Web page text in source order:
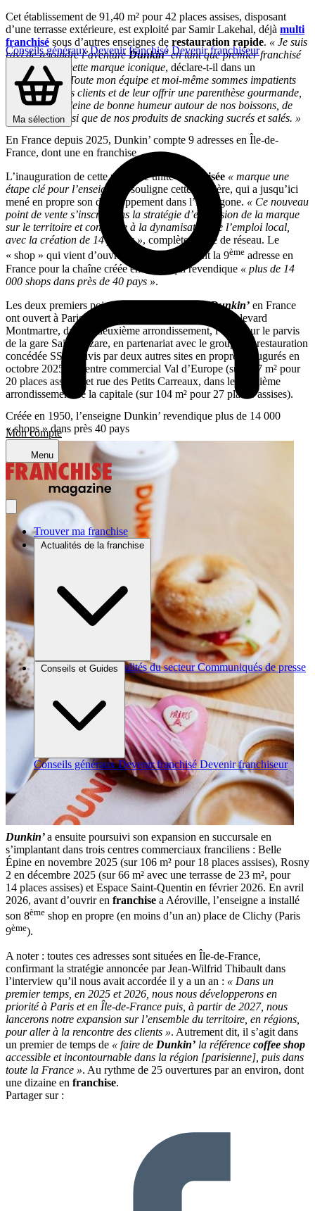
Conseils générauxDevenir franchisé Devenir franchiseur
Ma sélection
Mon compte
Menu
Trouver ma franchise
Actualités de la franchise
Brèves et actus Actualités du secteur Communiqués de presse
Conseils et Guides
Conseils généraux Devenir franchisé Devenir franchiseur
Cet établissement de 91,40 m² pour 42 places assises, disposant
d’une terrasse extérieure, est exploité par Samir Lakehal, déjà multi
franchisé sous d’autres enseignes de restauration rapide. « Je suis
ravi de rejoindre l’aventureDunkin’en tant que premier franchisé
en France de cette marque iconique, déclare-t-il dans un
communiqué . Toute mon équipe et moi-même sommes impatients
d’accueillir nos clients et de leur offrir une parenthèse gourmande,
conviviale et pleine de bonne humeur autour de nos boissons, de
nosdonutsainsi que de nos produits de snacking sucrés et salés. »
En France depuis 2025, Dunkin’ compte 9 adresses en Île-de-
France, dont une en franchise
L’inauguration de cette première unité franchisée « marque une
étape clé pour l’enseigne »
, souligne cette dernière, qui a jusqu’ici
mené en propre son développement dans l’Hexagone. « Ce nouveau
point de vente s’inscrit dans la stratégie d’expansion de la marque
sur le territoire et contribue à la dynamisation de l’emploi local,
avec la création de 14 postes », complète la tête de réseau. Le
« shop » qui vient d’ouvrir à Aéroville devient la 9ème adresse en
France pour la chaîne créée en 1950, qui revendique « plus de 14
000 shops dans près de 40 pays ».
Les deux premiers points de vente au conceptDunkin’ en France
ont ouvert à Paris intra-muros en mai 2025 : l’un boulevard
Montmartre, dans le deuxième arrondissement, l’autre sur le parvis
de la gare Saint-Lazare, en partenariat avec le groupe de restauration
concédée SSP. Suivis par deux autres sites en propre, inaugurés en
octobre 2025 au centre commercial Val d’Europe (sur 107 m² pour
20 places assises) et rue des Petits Carreaux, dans le deuxième
arrondissement de la capitale (sur 104 m² pour 27 places assises).
Créée en 1950, l’enseigne Dunkin’ revendique plus de 14 000
« shops » dans près 40 pays
Dunkin’a ensuite poursuivi son expansion en succursale en
s’implantant dans trois centres commerciaux franciliens : Belle
Épine en novembre 2025 (sur 106 m² pour 18 places assises), Rosny
2 en décembre 2025 (sur 66 m² avec une terrasse de 23 m², pour
14 places assises) et Espace Saint-Quentin en février 2026. En avril
2026, avant d’ouvrir en franchise a Aéroville, l’enseigne a installé
son 8ème shop en propre (en moins d’un an) place de Clichy (Paris
9ème).
A noter : toutes ces adresses sont situées en Île-de-France,
confirmant la stratégie annoncée par Jean-Wilfrid Thibault dans
l’interview qu’il nous avait accordée il y a un an : « Dans un
premier temps, en 2025 et 2026, nous nous développerons en
priorité à Paris et en Île-de-France puis, à partir de 2027, nous
lancerons notre expansion sur l’ensemble du territoire, en régions,
pour aller à la rencontre des clients ». Autrement dit, il s’agit dans
un premier de temps de « faire de Dunkin’ la référence coffee shop
accessible et incontournable dans la région [parisienne], puis dans
toute la France ». Au rythme de 25 ouvertures par an environ, dont
une dizaine en franchise.
Partager sur :